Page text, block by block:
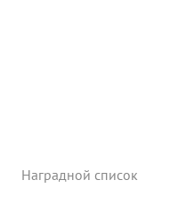
Наградной список